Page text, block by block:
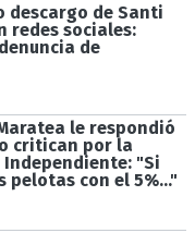
descargo de Santi
redes sociales:
de
le respondió
critican por la
"Si
pelotas con el 5%..."